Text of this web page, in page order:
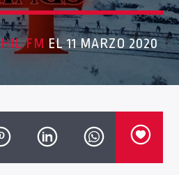
FM EL 11 MARZO 2020